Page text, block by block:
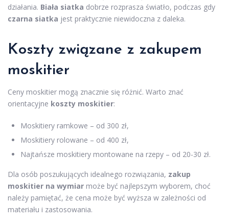
działania. Biała siatka dobrze rozprasza światło, podczas gdy
czarna siatka jest praktycznie niewidoczna z daleka.
Koszty związane z zakupem
moskitier
Ceny moskitier mogą znacznie się różnić. Warto znać
orientacyjne koszty moskitier:
Moskitiery ramkowe – od 300 zł,
Moskitiery rolowane – od 400 zł,
Najtańsze moskitiery montowane na rzepy – od 20-30 zł.
Dla osób poszukujących idealnego rozwiązania, zakup
moskitier na wymiar może być najlepszym wyborem, choć
należy pamiętać, że cena może być wyższa w zależności od
materiału i zastosowania.